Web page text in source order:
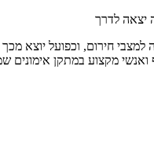
יצאה לדרך
למצבי חירום, וכפועל יוצא
ואנשי מקצוע במתקן